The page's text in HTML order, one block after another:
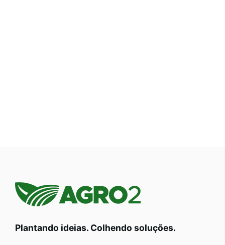
Plantando ideias. Colhendo soluções.